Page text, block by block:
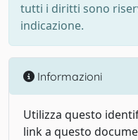
tutti i diritti sono
indicazione.
Informazioni
Utilizza questo
link a questo